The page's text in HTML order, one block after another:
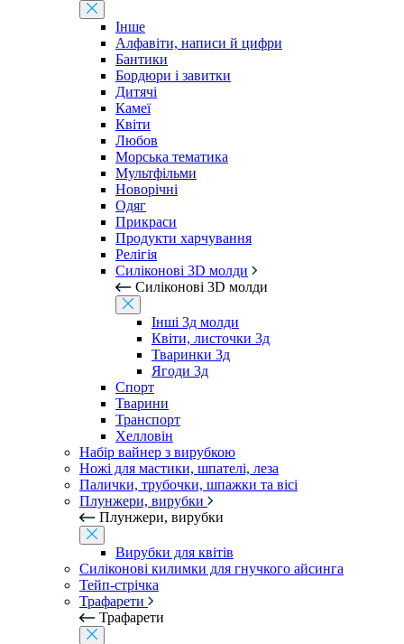
Інше
Алфавіти, написи й цифри
Бантики
Бордюри і завитки
Дитячі
Камеї
Квіти
Любов
Морська тематика
Мультфільми
Новорічні
Одяг
Прикраси
Продукти харчування
Релігія
Силіконові 3D молди
Силіконові 3D молди
Інші 3д молди
Квіти, листочки 3д
Тваринки 3д
Ягоди 3д
Спорт
Тварини
Транспорт
Хелловін
Набір вайнер з вирубкою
Ножі для мастики, шпателі, леза
Палички, трубочки, шпажки та вісі
Плунжери, вирубки
Плунжери, вирубки
Вирубки для квітів
Силіконові килимки для гнучкого айсинга
Тейп-стрічка
Трафарети
Трафарети